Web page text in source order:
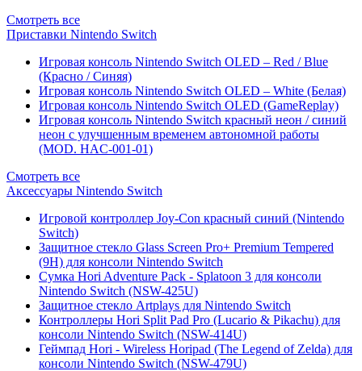
Смотреть все
Приставки Nintendo Switch
Игровая консоль Nintendo Switch OLED – Red / Blue
(Красно / Синяя)
Игровая консоль Nintendo Switch OLED – White (Белая)
Игровая консоль Nintendo Switch OLED (GameReplay)
Игровая консоль Nintendo Switch красный неон / синий
неон с улучшенным временем автономной работы
(MOD. HAC-001-01)
Смотреть все
Аксессуары Nintendo Switch
Игровой контроллер Joy-Con красный синий (Nintendo
Switch)
Защитное стекло Glass Screen Pro+ Premium Tempered
(9H) для консоли Nintendo Switch
Сумка Hori Adventure Pack - Splatoon 3 для консоли
Nintendo Switch (NSW-425U)
Защитное стекло Artplays для Nintendo Switch
Контроллеры Hori Split Pad Pro (Lucario & Pikachu) для
консоли Nintendo Switch (NSW-414U)
Геймпад Hori - Wireless Horipad (The Legend of Zelda) для
консоли Nintendo Switch (NSW-479U)